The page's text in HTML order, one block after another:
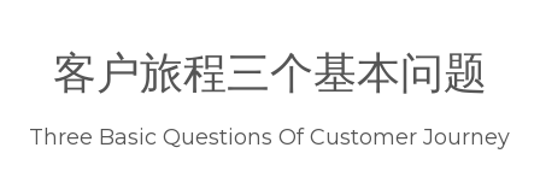
客户旅程三个基本问题
Three Basic Questions Of Customer Journey